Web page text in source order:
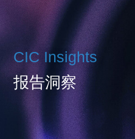
CIC Insights
报告洞察